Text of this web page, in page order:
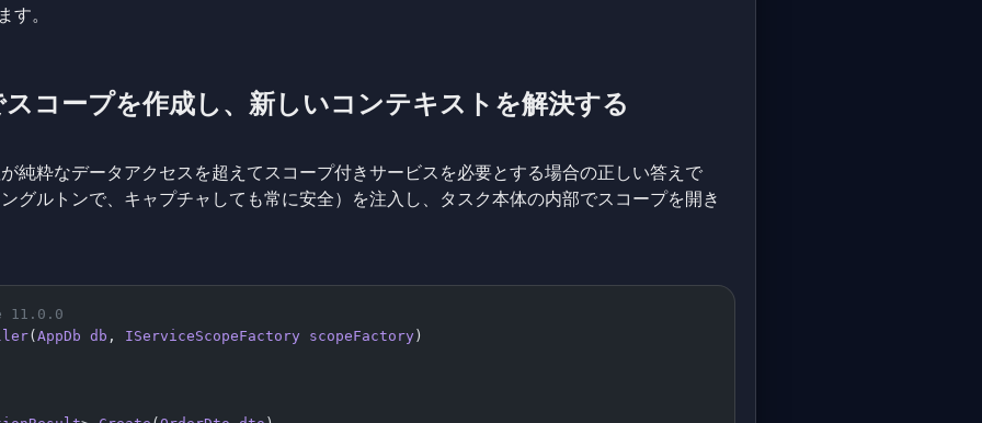
。
コープを作成し、新しいコンテキストを解決する
純粋なデータアクセスを超えてスコープ付きサービスを必要とする場合の正しい答えで
グルトンで、キャプチャしても常に安全）を注入し、タスク本体の内部でスコープを開き
11.0.0
( AppDb db , IServiceScopeFactory scopeFactory )